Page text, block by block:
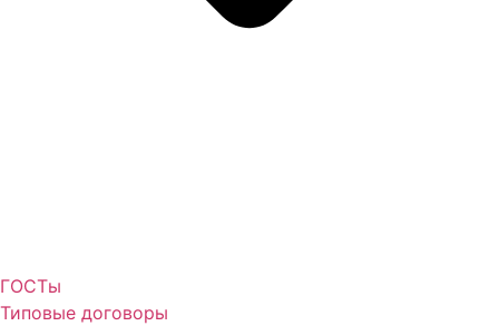
ГОСТы
Типовые договоры